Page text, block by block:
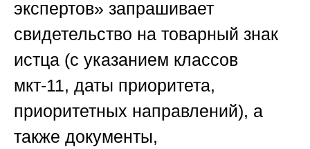
экспертов» запрашивает
свидетельство на товарный знак
истца (с указанием классов
мкт-11, даты приоритета,
приоритетных направлений), а
также документы,